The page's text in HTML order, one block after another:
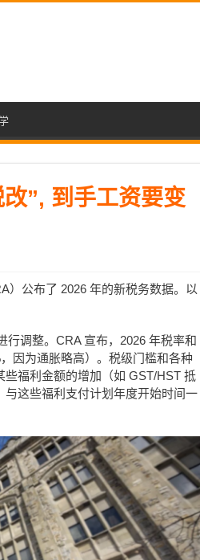
”, 到手工资要变
）公布了 2026 年的新税务数据。以
调整。CRA 宣布，2026 年税率和
因为通胀略高）。税级门槛和各种
福利金额的增加（如 GST/HST 抵
这些福利支付计划年度开始时间一